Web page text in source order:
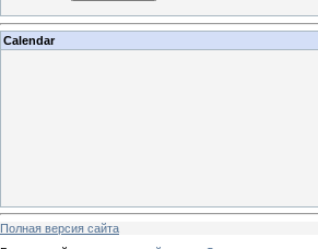
Calendar
Полная версия сайта